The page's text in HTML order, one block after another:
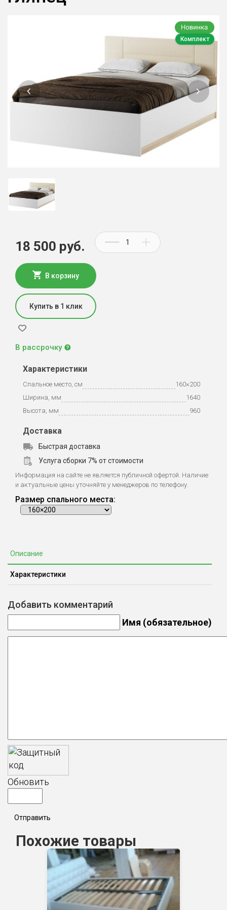
Комплект
18 500 руб.
В корзину
Купить в 1 клик
В рассрочку
Характеристики
Спальное место, см
160×200
Ширина, мм
1640
Высота, мм
960
Доставка
Быстрая доставка
Услуга сборки 7% от стоимости
Информация на сайте не является публичной офертой. Наличие
и актуальные цены уточняйте у менеджеров по телефону.
Размер спального места:
Описание
Характеристики
Добавить комментарий
Имя (обязательное)
Обновить
Отправить
Похожие товары